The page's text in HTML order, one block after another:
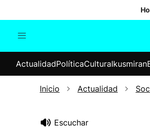
Internacional
Elecciones
ActualidadPolíticaCulturaIkusmiran
Inicio Actualidad
Escuchar